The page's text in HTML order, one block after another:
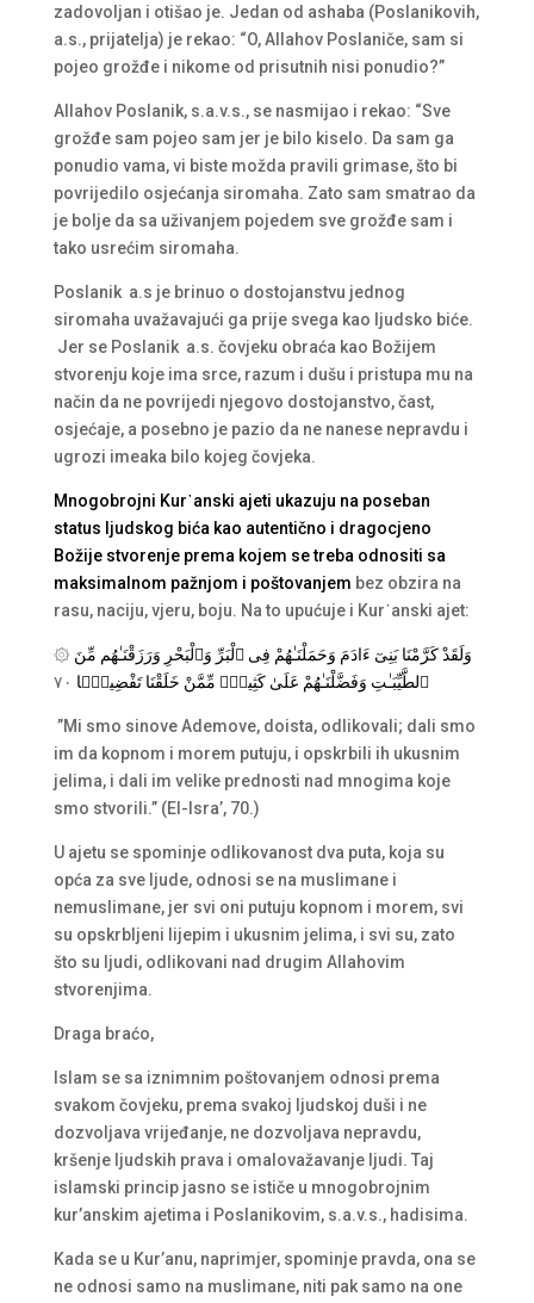
zadovoljan i otišao je. Jedan od ashaba (Poslanikovih,
a.s., prijatelja) je rekao: “O, Allahov Poslaniče, sam si
pojeo grožđe i nikome od prisutnih nisi ponudio?”
Allahov Poslanik, s.a.v.s., se nasmijao i rekao: “Sve
grožđe sam pojeo sam jer je bilo kiselo. Da sam ga
ponudio vama, vi biste možda pravili grimase, što bi
povrijedilo osjećanja siromaha. Zato sam smatrao da
je bolje da sa uživanjem pojedem sve grožđe sam i
tako usrećim siromaha.
Poslanik a.s je brinuo o dostojanstvu jednog
siromaha uvažavajući ga prije svega kao ljudsko biće.
Jer se Poslanik a.s. čovjeku obraća kao Božijem
stvorenju koje ima srce, razum i dušu i pristupa mu na
način da ne povrijedi njegovo dostojanstvo, čast,
osjećaje, a posebno je pazio da ne nanese nepravdu i
ugrozi imeaka bilo kojeg čovjeka.
Mnogobrojni Kur᾿anski ajeti ukazuju na poseban
status ljudskog bića kao autentično i dragocjeno
Božije stvorenje prema kojem se treba odnositi sa
maksimalnom pažnjom i poštovanjem bez obzira na
rasu, naciju, vjeru, boju. Na to upućuje i Kur᾿anski ajet:
۞ وَلَقَدْ كَرَّمْنَا بَنِىٓ ءَادَمَ وَحَمَلْنَـٰهُمْ فِى ٱلْبَرِّ وَٱلْبَحْرِ وَرَزَقْنَـٰهُم مِّنَ
ٱلطَّيِّبَـٰتِ وَفَضَّلْنَـٰهُمْ عَلَىٰ كَثِيرٍۢ مِّمَّنْ خَلَقْنَا تَفْضِيلًۭا ٧٠
”Mi smo sinove Ademove, doista, odlikovali; dali smo
im da kopnom i morem putuju, i opskrbili ih ukusnim
jelima, i dali im velike prednosti nad mnogima koje
smo stvorili.” (El-Isra’, 70.)
U ajetu se spominje odlikovanost dva puta, koja su
opća za sve ljude, odnosi se na muslimane i
nemuslimane, jer svi oni putuju kopnom i morem, svi
su opskrbljeni lijepim i ukusnim jelima, i svi su, zato
što su ljudi, odlikovani nad drugim Allahovim
stvorenjima.
Draga braćo,
Islam se sa iznimnim poštovanjem odnosi prema
svakom čovjeku, prema svakoj ljudskoj duši i ne
dozvoljava vrijeđanje, ne dozvoljava nepravdu,
kršenje ljudskih prava i omalovažavanje ljudi. Taj
islamski princip jasno se ističe u mnogobrojnim
kur’anskim ajetima i Poslanikovim, s.a.v.s., hadisima.
Kada se u Kur’anu, naprimjer, spominje pravda, ona se
ne odnosi samo na muslimane, niti pak samo na one